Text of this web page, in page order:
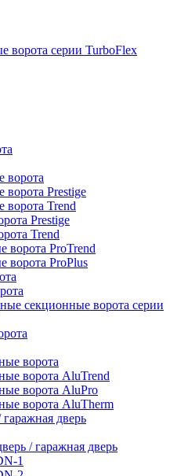
ворота серии TurboFlex
ворота
ворота Prestige
ворота Trend
Prestige
Trend
ProTrend
ProPlus
секционные ворота серии
ворота
ворота AluTrend
ворота AluPro
ворота AluTherm
гаражная дверь
/ гаражная дверь
1